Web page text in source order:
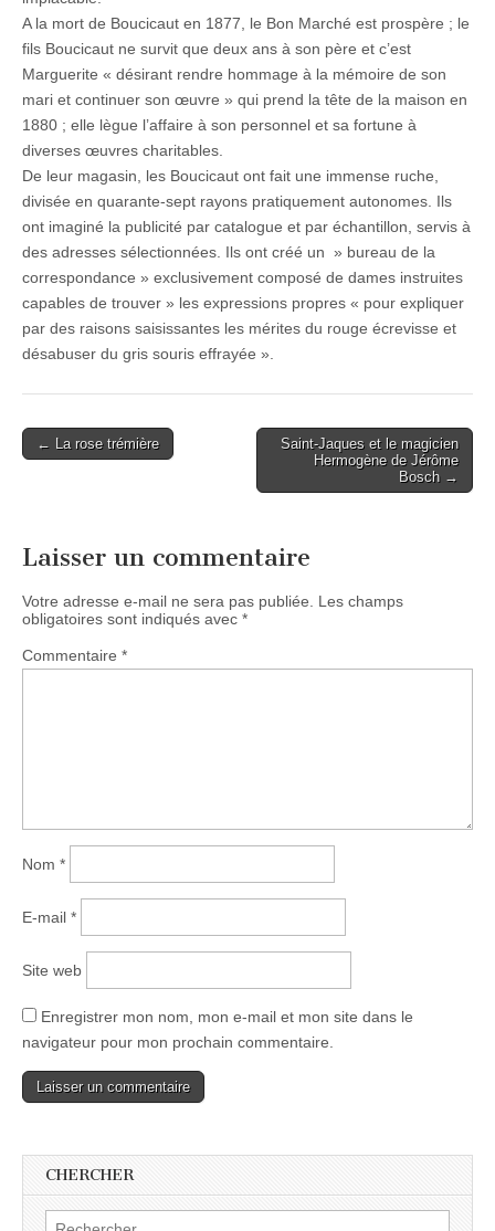
A la mort de Boucicaut en 1877, le Bon Marché est prospère ; le
fils Boucicaut ne survit que deux ans à son père et c’est
Marguerite « désirant rendre hommage à la mémoire de son
mari et continuer son œuvre » qui prend la tête de la maison en
1880 ; elle lègue l’affaire à son personnel et sa fortune à
diverses œuvres charitables.
De leur magasin, les Boucicaut ont fait une immense ruche,
divisée en quarante-sept rayons pratiquement autonomes. Ils
ont imaginé la publicité par catalogue et par échantillon, servis à
des adresses sélectionnées. Ils ont créé un » bureau de la
correspondance » exclusivement composé de dames instruites
capables de trouver » les expressions propres « pour expliquer
par des raisons saisissantes les mérites du rouge écrevisse et
désabuser du gris souris effrayée ».
Post
← La rose trémière
Saint-Jaques et le magicien
Hermogène de Jérôme
Bosch →
Laisser un commentaire
Votre adresse e-mail ne sera pas publiée.
Les champs
obligatoires sont indiqués avec *
Commentaire *
Nom *
E-mail *
Site web
Enregistrer mon nom, mon e-mail et mon site dans le
navigateur pour mon prochain commentaire.
CHERCHER
Rechercher :